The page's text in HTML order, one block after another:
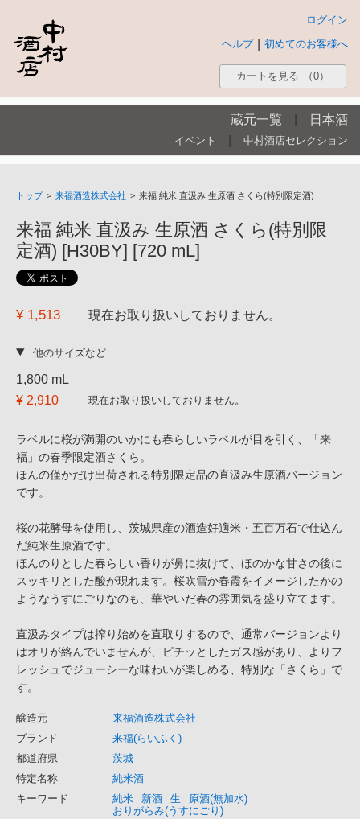
ログイン
初めてのお客様へ
ヘルプ
カートを見る （0）
蔵元一覧 日本酒
イベント 中村酒店セレクション
トップ > 来福酒造株式会社 > 来福 純米 直汲み 生原酒 さくら(特別限定酒)
来福 純米 直汲み 生原酒 さくら(特別限
定酒) [H30BY] [720 mL]
¥ 1,513 現在お取り扱いしておりません。
他のサイズなど
1,800 mL
¥ 2,910
現在お取り扱いしておりません。
ラベルに桜が満開のいかにも春らしいラベルが目を引く、「来
福」の春季限定酒さくら。
ほんの僅かだけ出荷される特別限定品の直汲み生原酒バージョン
です。
桜の花酵母を使用し、茨城県産の酒造好適米・五百万石で仕込ん
だ純米生原酒です。
ほんのりとした春らしい香りが鼻に抜けて、ほのかな甘さの後に
スッキリとした酸が現れます。桜吹雪か春霞をイメージしたかの
ようなうすにごりなのも、華やいだ春の雰囲気を盛り立てます。
直汲みタイプは搾り始めを直取りするので、通常バージョンより
はオリが絡んでいませんが、ピチッとしたガス感があり、よりフ
レッシュでジューシーな味わいが楽しめる、特別な「さくら」で
す。
醸造元
来福酒造株式会社
ブランド
来福(らいふく)
都道府県
茨城
特定名称
純米酒
キーワード
純米 新酒 生
原酒(無加水)
おりがらみ(うすにごり)